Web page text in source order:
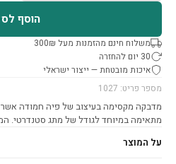
הוסף
משלוח חינם מהזמנות מעל 300₪
30 יום להחזרה
איכות מובטחת — ייצור ישראלי
מספר פריט: 1027
מדבקה מקסימה בעיצוב של פיה חמודה
מתאימה במיוחד לגודל של מתג סטנדרטי.
על המוצר